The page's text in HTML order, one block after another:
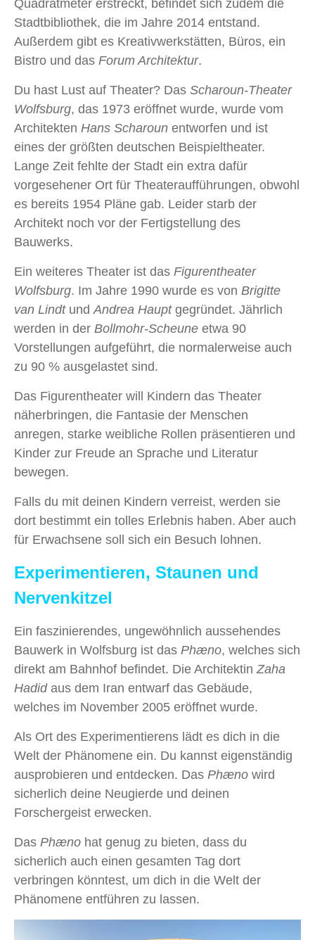
Quadratmeter erstreckt, befindet sich zudem die
Stadtbibliothek, die im Jahre 2014 entstand.
Außerdem gibt es Kreativwerkstätten, Büros, ein
Bistro und das Forum Architektur.
Du hast Lust auf Theater? Das Scharoun-Theater
Wolfsburg, das 1973 eröffnet wurde, wurde vom
Architekten Hans Scharoun entworfen und ist
eines der größten deutschen Beispieltheater.
Lange Zeit fehlte der Stadt ein extra dafür
vorgesehener Ort für Theateraufführungen, obwohl
es bereits 1954 Pläne gab. Leider starb der
Architekt noch vor der Fertigstellung des
Bauwerks.
Ein weiteres Theater ist das Figurentheater
Wolfsburg. Im Jahre 1990 wurde es von Brigitte
van Lindtund Andrea Hauptgegründet. Jährlich
werden in der Bollmohr-Scheune etwa 90
Vorstellungen aufgeführt, die normalerweise auch
zu 90 % ausgelastet sind.
Das Figurentheater will Kindern das Theater
näherbringen, die Fantasie der Menschen
anregen, starke weibliche Rollen präsentieren und
Kinder zur Freude an Sprache und Literatur
bewegen.
Falls du mit deinen Kindern verreist, werden sie
dort bestimmt ein tolles Erlebnis haben. Aber auch
für Erwachsene soll sich ein Besuch lohnen.
Experimentieren, Staunen und
Nervenkitzel
Ein faszinierendes, ungewöhnlich aussehendes
Bauwerk in Wolfsburg ist das Phæno, welches sich
direkt am Bahnhof befindet. Die Architektin Zaha
Hadidaus dem Iran entwarf das Gebäude,
welches im November 2005 eröffnet wurde.
Als Ort des Experimentierens lädt es dich in die
Welt der Phänomene ein. Du kannst eigenständig
ausprobieren und entdecken. Das Phæno wird
sicherlich deine Neugierde und deinen
Forschergeist erwecken.
Das Phæno hat genug zu bieten, dass du
sicherlich auch einen gesamten Tag dort
verbringen könntest, um dich in die Welt der
Phänomene entführen zu lassen.